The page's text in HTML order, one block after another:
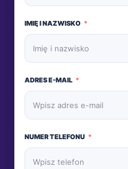
IMIĘ I NAZWISKO
ADRES E-MAIL
NUMER TELEFONU